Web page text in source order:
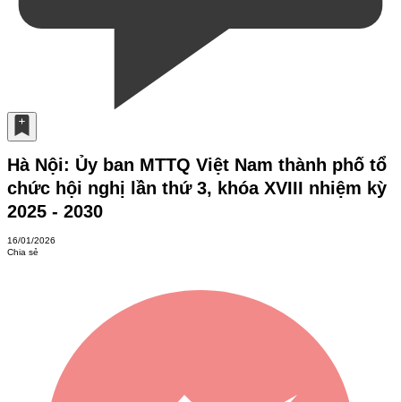
Hà Nội: Ủy ban MTTQ Việt Nam thành phố tổ
chức hội nghị lần thứ 3, khóa XVIII nhiệm kỳ
2025 - 2030
16/01/2026
Chia sẻ